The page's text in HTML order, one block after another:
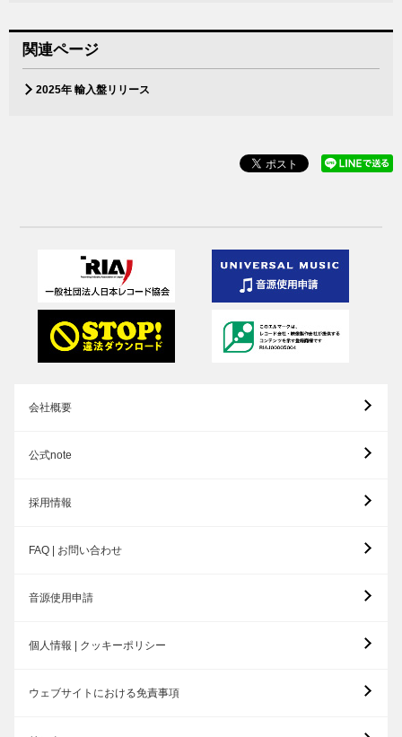
関連ページ
2025年 輸入盤リリース
会社概要
公式note
採用情報
FAQ | お問い合わせ
音源使用申請
個人情報 | クッキーポリシー
ウェブサイトにおける免責事項